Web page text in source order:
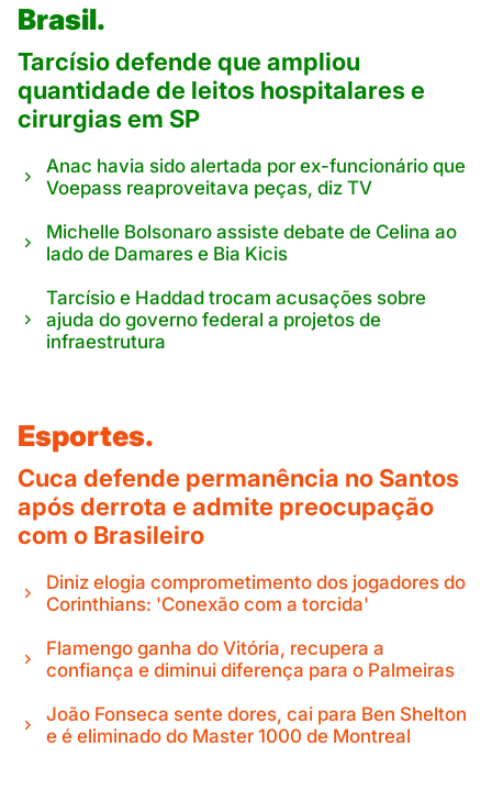
Brasil.
Tarcísio defende que ampliou
quantidade de leitos hospitalares e
cirurgias em SP
Anac havia sido alertada por ex-funcionário que
Voepass reaproveitava peças, diz TV
Michelle Bolsonaro assiste debate de Celina ao
lado de Damares e Bia Kicis
Tarcísio e Haddad trocam acusações sobre
ajuda do governo federal a projetos de
infraestrutura
Esportes.
Cuca defende permanência no Santos
após derrota e admite preocupação
com o Brasileiro
Diniz elogia comprometimento dos jogadores do
Corinthians: 'Conexão com a torcida'
Flamengo ganha do Vitória, recupera a
confiança e diminui diferença para o Palmeiras
João Fonseca sente dores, cai para Ben Shelton
e é eliminado do Master 1000 de Montreal